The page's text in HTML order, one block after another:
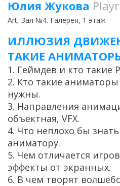
Юлия Жукова
Art, Зал №4. Галерея, 1 этаж
ИЛЛЮЗИЯ
ТАКИЕ
1. Геймдев и кто такие
2. Кто такие
нужны.
3. Направления
объектная, VFX.
4. Что неплохо бы
аниматору.
5. Чем отличается
эффекты от экранных.
6. В чем творят